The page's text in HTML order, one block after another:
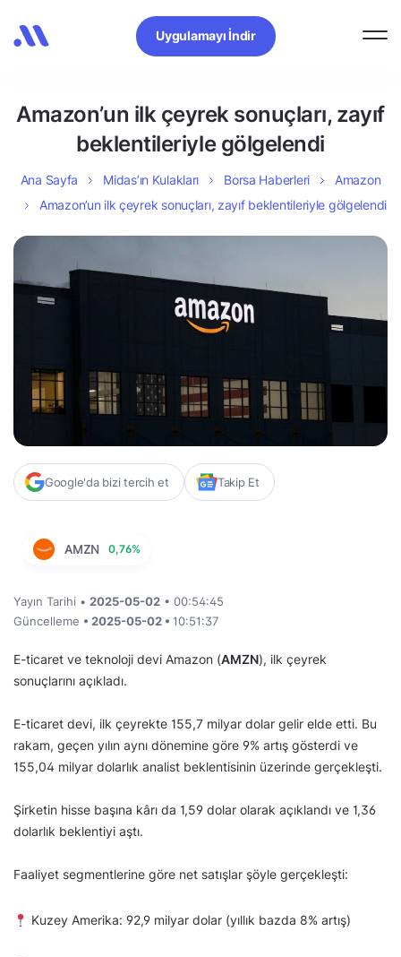
Uygulamayı İndir
Amazon’un ilk çeyrek sonuçları, zayıf
beklentileriyle gölgelendi
Ana Sayfa Midas’ın Kulakları Borsa Haberleri
Amazon
Amazon’un ilk çeyrek sonuçları, zayıf beklentileriyle gölgelendi
Google'da bizi tercih et Takip Et
AMZN 0,76%
Yayın Tarihi • 2025-05-02 • 00:54:45
Güncelleme • 2025-05-02 • 10:51:37
E-ticaret ve teknoloji devi Amazon (AMZN), ilk çeyrek
sonuçlarını açıkladı.
E-ticaret devi, ilk çeyrekte 155,7 milyar dolar gelir elde etti. Bu
rakam, geçen yılın aynı dönemine göre 9% artış gösterdi ve
155,04 milyar dolarlık analist beklentisinin üzerinde gerçekleşti.
Şirketin hisse başına kârı da 1,59 dolar olarak açıklandı ve 1,36
dolarlık beklentiyi aştı.
Faaliyet segmentlerine göre net satışlar şöyle gerçekleşti:
Kuzey Amerika: 92,9 milyar dolar (yıllık bazda 8% artış)